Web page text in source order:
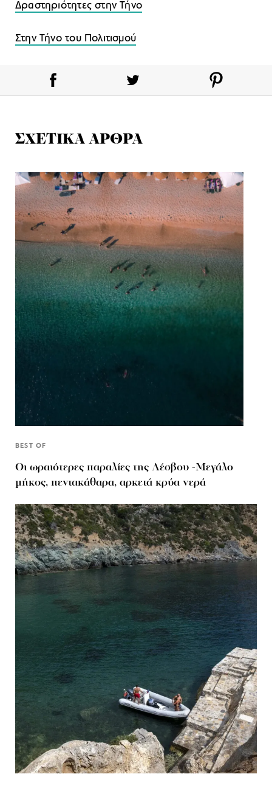
Δραστηριότητες στην Τήνο
Στην Τήνο του Πολιτισμού
ΣΧΕΤΙΚΑ ΑΡΘΡΑ
BEST OF
Οι ωραιότερες παραλίες της Λέσβου -Μεγάλο
μήκος, πεντακάθαρα, αρκετά κρύα νερά